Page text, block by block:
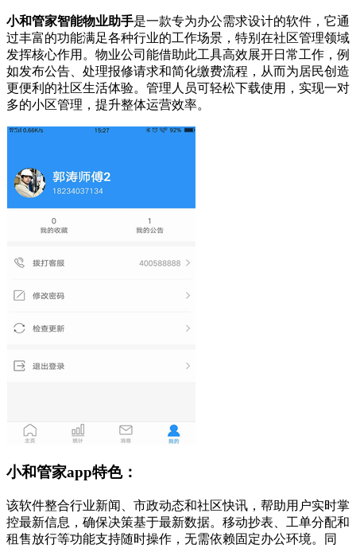
小和管家智能物业助手是一款专为办公需求设计的软件，它通
过丰富的功能满足各种行业的工作场景，特别在社区管理领域
发挥核心作用。物业公司能借助此工具高效展开日常工作，例
如发布公告、处理报修请求和简化缴费流程，从而为居民创造
更便利的社区生活体验。管理人员可轻松下载使用，实现一对
多的小区管理，提升整体运营效率。
小和管家app特色：
该软件整合行业新闻、市政动态和社区快讯，帮助用户实时掌
控最新信息，确保决策基于最新数据。移动抄表、工单分配和
租售放行等功能支持随时操作，无需依赖固定办公环境。同